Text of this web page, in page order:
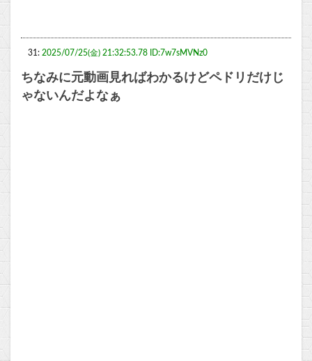
31: 2025/07/25(金) 21:32:53.78 ID:7w7sMVNz0
ちなみに元動画見ればわかるけどペドリだけじ
ゃないんだよなぁ